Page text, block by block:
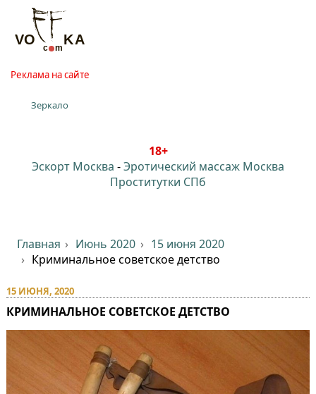
Реклама на сайте
Зеркало
18+
Эскорт Москва -Эротический массаж Москва
Проститутки СПб
Главная Июнь 2020
15 июня 2020
Криминальное советское детство
15 ИЮНЯ, 2020
КРИМИНАЛЬНОЕ СОВЕТСКОЕ ДЕТСТВО